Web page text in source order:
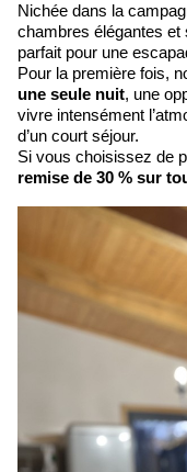
Nichée dans la
chambres élégantes et
parfait pour une
Pour la première fois,
une seule nuit, une
vivre intensément
d’un court séjour.
Si vous choisissez de
remise de 30 % sur